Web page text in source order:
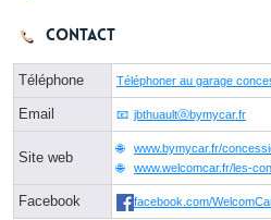
Contact
Téléphone Téléphoner au garage
Email jbthuaultⓐbymycar.fr
Site web
www.bymycar.fr/
www.welcomcar.fr/les-
Facebook facebook.com/